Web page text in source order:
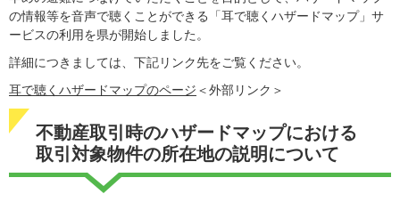
の情報等を音声で聴くことができる「耳で聴くハザードマップ」サ
ービスの利用を県が開始しました。
詳細につきましては、下記リンク先をご覧ください。
耳で聴くハザードマップのページ ＜外部リンク＞
不動産取引時のハザードマップにおける
取引対象物件の所在地の説明について